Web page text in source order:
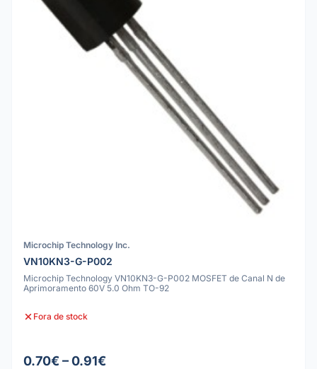
Microchip Technology Inc.
VN10KN3-G-P002
Microchip Technology VN10KN3-G-P002 MOSFET de Canal N de
Aprimoramento 60V 5.0 Ohm TO-92
Fora de stock
0.70€ – 0.91€